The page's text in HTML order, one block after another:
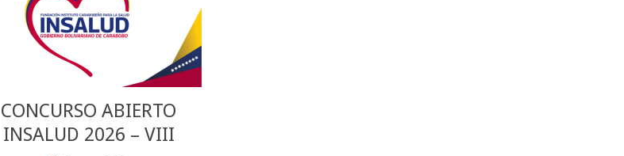
CONCURSO ABIERTO
INSALUD 2026 – VIII